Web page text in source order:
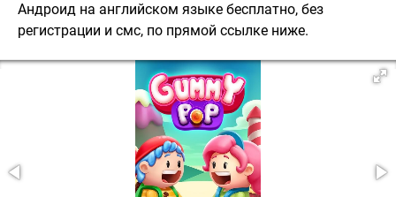
Андроид на английском языке бесплатно, без
регистрации и смс, по прямой ссылке ниже.